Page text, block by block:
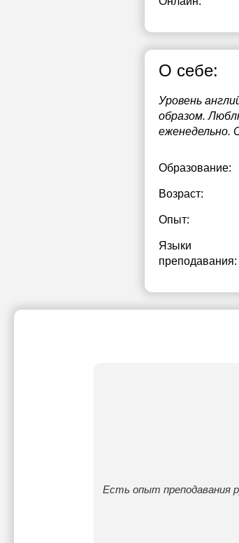
О себе:
Уровень
образом.
еженедельно.
Образование:
Возраст:
Опыт:
Языки
преподавания:
Есть опыт преподавания